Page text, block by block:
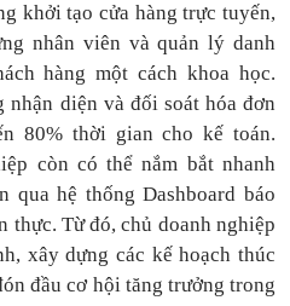
khởi tạo cửa hàng trực tuyến,
nhân viên và quản lý danh
hàng một cách khoa học.
nhận diện và đối soát hóa đơn
80% thời gian cho kế toán.
còn có thể nắm bắt nhanh
qua hệ thống Dashboard báo
thực. Từ đó, chủ doanh nghiệp
xây dựng các kế hoạch thúc
đầu cơ hội tăng trưởng trong